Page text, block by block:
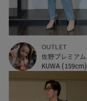
OUTLET
KUWA (159cm)